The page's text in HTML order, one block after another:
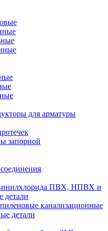
для арматуры
запорной
ПВХ, НПВХ и
детали
канализационные
детали